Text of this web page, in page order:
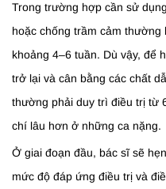
Trong trường hợp cần sử
hoặc chống trầm cảm thường
khoảng 4–6 tuần. Dù vậy, để
trở lại và cân bằng các chất
thường phải duy trì điều trị từ
chí lâu hơn ở những ca nặng.
Ở giai đoạn đầu, bác sĩ sẽ
mức độ đáp ứng điều trị và